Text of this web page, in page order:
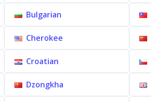
Bulgarian
Cherokee
Croatian
Dzongkha